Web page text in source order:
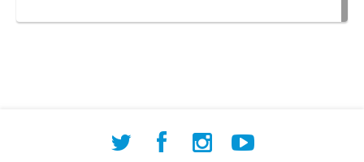
datos de contacto y fecha de